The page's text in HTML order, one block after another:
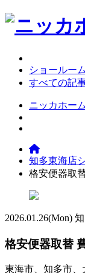
ショールー
すべての記
ニッカホー
知多東海店
格安便器取
2026.01.26(Mon)
格安便器取替
東海市、知多市、